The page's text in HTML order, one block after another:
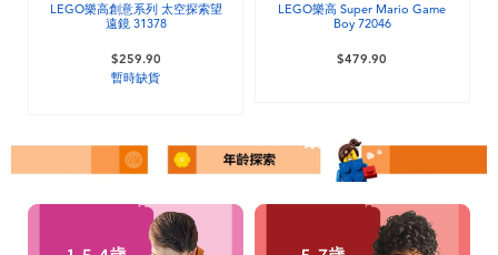
毛毛公仔玩具
嬰兒及學前玩具
任天堂 Switch
LEGO樂高創意系列 太空探索望
遠鏡 31378
$259.90
暫時缺貨
LEGO樂高 Super Mario Game
Boy 72046
$479.90